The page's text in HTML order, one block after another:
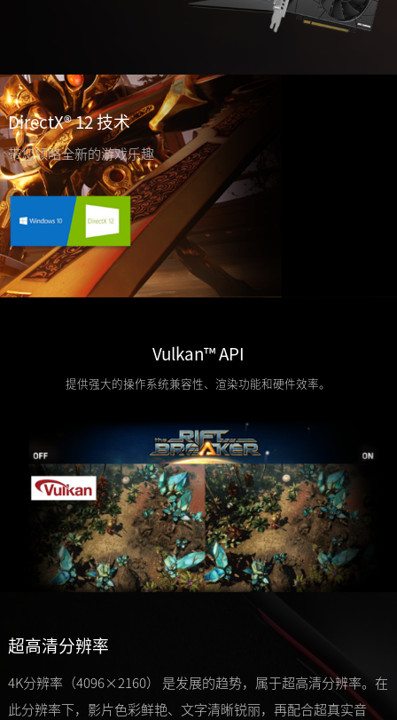
DirectX® 12 技术
带您领略全新的游戏乐趣
Vulkan™ API
提供强大的操作系统兼容性、渲染功能和硬件效率。
超高清分辨率
4K分辨率（4096×2160） 是发展的趋势，属于超高清分辨率。在
此分辨率下，影片色彩鲜艳、文字清晰锐丽，再配合超真实音